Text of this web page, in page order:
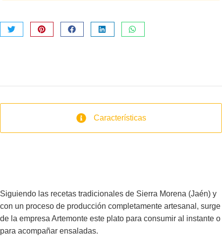
Características
Siguiendo las recetas tradicionales de Sierra Morena (Jaén) y
con un proceso de producción completamente artesanal, surge
de la empresa Artemonte este plato para consumir al instante o
para acompañar ensaladas.